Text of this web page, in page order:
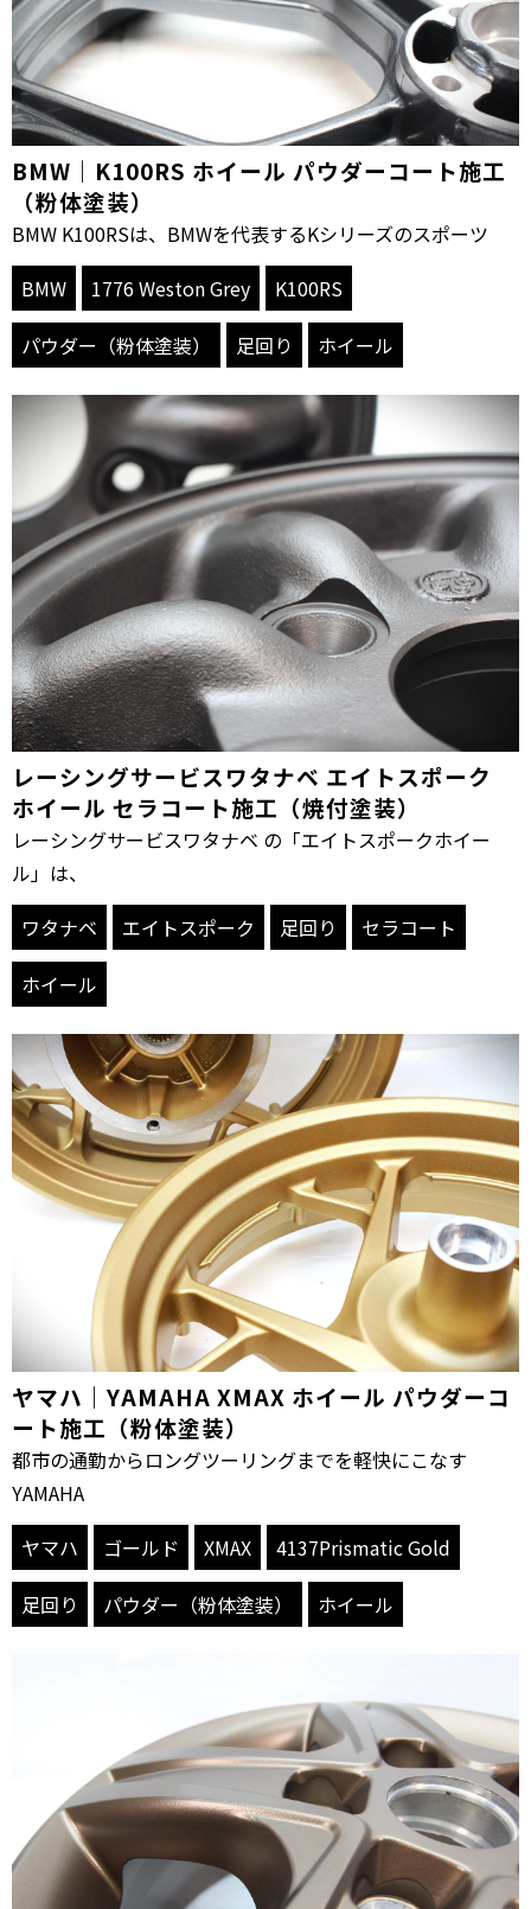
BMW｜K100RS ホイール パウダーコート施工
（粉体塗装）
BMW K100RSは、BMWを代表するKシリーズのスポーツ
BMW
1776 Weston Grey
K100RS
パウダー（粉体塗装）
足回り ホイール
レーシングサービスワタナベ エイトスポーク
ホイール セラコート施工（焼付塗装）
レーシングサービスワタナベ の「エイトスポークホイー
ル」は、
ワタナベ
エイトスポーク 足回り
セラコート
ホイール
ヤマハ｜YAMAHA XMAX ホイール パウダーコ
ート施工（粉体塗装）
都市の通勤からロングツーリングまでを軽快にこなす
YAMAHA
ヤマハ
ゴールド XMAX
4137Prismatic Gold
足回り
パウダー（粉体塗装） ホイール